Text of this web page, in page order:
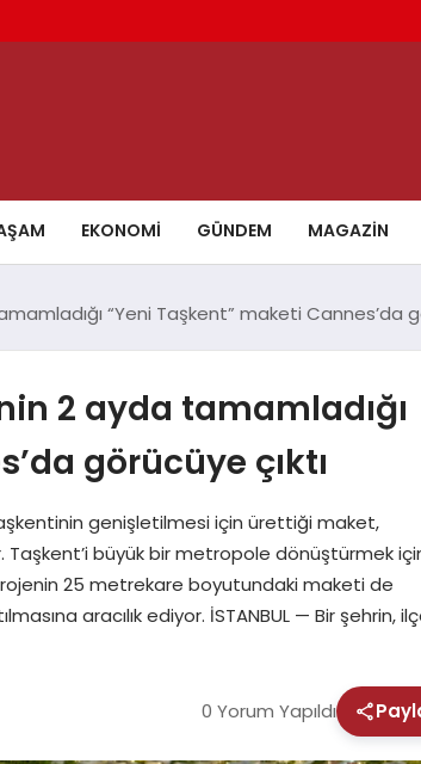
EKONOMI GÜNDEM MAGAZIN
“Yeni Taşkent” maketi Cannes’da
2 ayda tamamladığı
görücüye çıktı
genişletilmesi için ürettiği maket,
Taşkent’i büyük bir metropole dönüştürmek
25 metrekare boyutundaki maketi de
aracılık ediyor. İSTANBUL — Bir şehrin,
0 Yorum Yapıldı